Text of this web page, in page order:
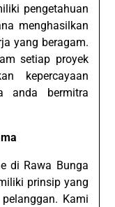
pengetahuan
menghasilkan
yang beragam.
setiap proyek
kepercayaan
anda bermitra
di Rawa Bunga
prinsip yang
Kami